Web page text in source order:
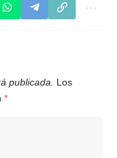
publicada.
Los
*